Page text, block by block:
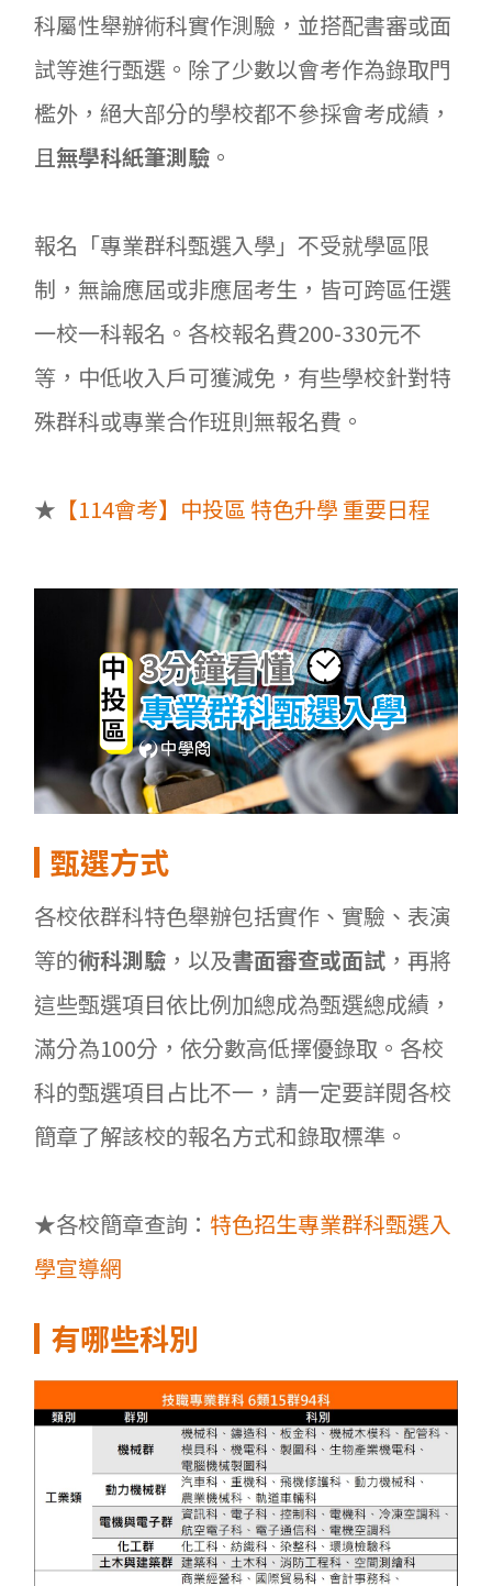
科屬性舉辦術科實作測驗，並搭配書審或面
試等進行甄選。除了少數以會考作為錄取門
檻外，絕大部分的學校都不參採會考成績，
且無學科紙筆測驗 。
報名「專業群科甄選入學」不受就學區限
制，無論應屆或非應屆考生，皆可跨區任選
一校一科報名。各校報名費200-330元不
等，中低收入戶可獲減免，有些學校針對特
殊群科或專業合作班則無報名費。
★ 【114會考】中投區 特色升學 重要日程
甄選方式
各校依群科特色舉辦包括實作、實驗、表演
等的術科測驗 ，以及書面審查或面試 ，再將
這些甄選項目依比例加總成為甄選總成績，
滿分為100分，依分數高低擇優錄取。各校
科的甄選項目占比不一，請一定要詳閱各校
簡章了解該校的報名方式和錄取標準。
★各校簡章查詢： 特色招生專業群科甄選入
學宣導網
有哪些科別